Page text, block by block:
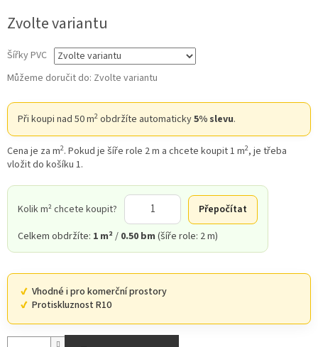
cena:
Zvolte variantu
Šířky PVC
Můžeme doručit do: Zvolte variantu
Při koupi nad 50 m2 obdržíte automaticky5% slevu.
Cena je za m2. Pokud je šíře role 2 m a chcete koupit 1 m2, je třeba
vložit do košíku 1.
Kolik m² chcete koupit?
Přepočítat
Celkem obdržíte: 1 m²/ 0.50 bm (šíře role: 2 m)
Vhodné i pro komerční prostory
Protiskluznost R10